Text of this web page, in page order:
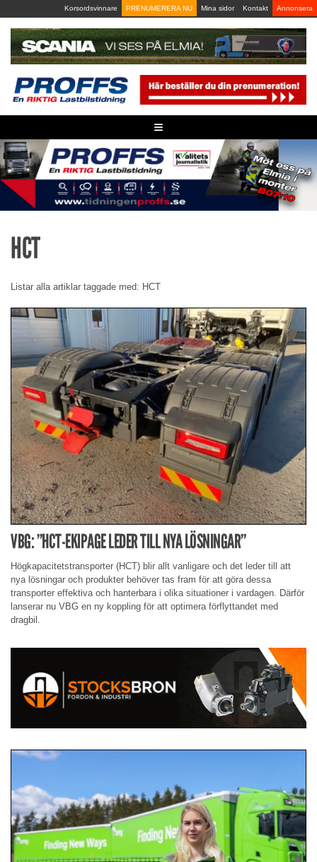
to
content
Korsordsvinnare PRENUMERERA NU Mina sidor Kontakt Annonsera
≡
HCT
Listar alla artiklar taggade med: HCT
VBG: ”HCT-EKIPAGE LEDER TILL NYA LÖSNINGAR”
Högkapacitetstransporter (HCT) blir allt vanligare och det leder till att
nya lösningar och produkter behöver tas fram för att göra dessa
transporter effektiva och hanterbara i olika situationer i vardagen. Därför
lanserar nu VBG en ny koppling för att optimera förflyttandet med
dragbil.